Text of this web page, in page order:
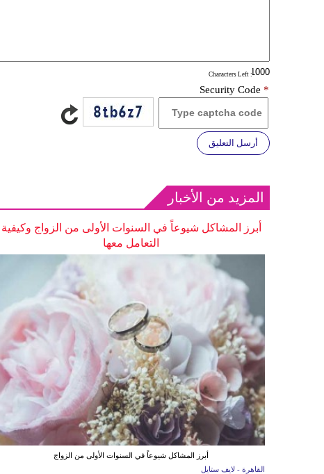
: Characters Left
Security Code *
أرسل التعليق
المزيد من الأخبار
أبرز المشاكل شيوعاً في السنوات الأولى من الزواج وكيفية
التعامل معها
أبرز المشاكل شيوعاً في السنوات الأولى من الزواج
القاهرة - لايف ستايل